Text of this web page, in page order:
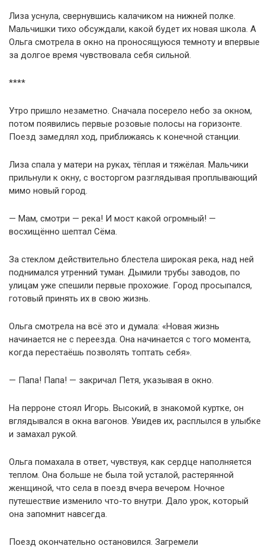
Лиза уснула, свернувшись калачиком на нижней полке.
Мальчишки тихо обсуждали, какой будет их новая школа. А
Ольга смотрела в окно на проносящуюся темноту и впервые
за долгое время чувствовала себя сильной.
****
Утро пришло незаметно. Сначала посерело небо за окном,
потом появились первые розовые полосы на горизонте.
Поезд замедлял ход, приближаясь к конечной станции.
Лиза спала у матери на руках, тёплая и тяжёлая. Мальчики
прильнули к окну, с восторгом разглядывая проплывающий
мимо новый город.
— Мам, смотри — река! И мост какой огромный! —
восхищённо шептал Сёма.
За стеклом действительно блестела широкая река, над ней
поднимался утренний туман. Дымили трубы заводов, по
улицам уже спешили первые прохожие. Город просыпался,
готовый принять их в свою жизнь.
Ольга смотрела на всё это и думала: «Новая жизнь
начинается не с переезда. Она начинается с того момента,
когда перестаёшь позволять топтать себя».
— Папа! Папа! — закричал Петя, указывая в окно.
На перроне стоял Игорь. Высокий, в знакомой куртке, он
вглядывался в окна вагонов. Увидев их, расплылся в улыбке
и замахал рукой.
Ольга помахала в ответ, чувствуя, как сердце наполняется
теплом. Она больше не была той усталой, растерянной
женщиной, что села в поезд вчера вечером. Ночное
путешествие изменило что-то внутри. Дало урок, который
она запомнит навсегда.
Поезд окончательно остановился. Загремели